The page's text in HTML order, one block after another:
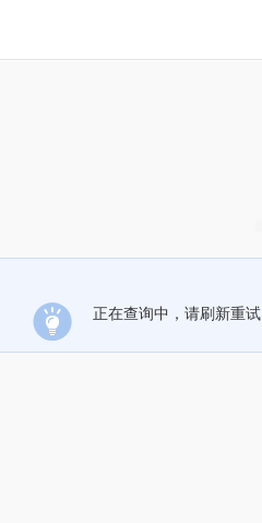
正在查询中，请刷新重试